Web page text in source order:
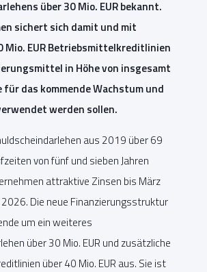
über 30 Mio. EUR bekannt.
sichert sich damit und mit
Mio. EUR Betriebsmittelkreditlinien
in Höhe von insgesamt
für das kommende Wachstum und
werden sollen.
aus 2019 über 69
von fünf und sieben Jahren
attraktive Zinsen bis März
Die neue Finanzierungsstruktur
um ein weiteres
über 30 Mio. EUR und zusätzliche
über 40 Mio. EUR aus. Sie ist